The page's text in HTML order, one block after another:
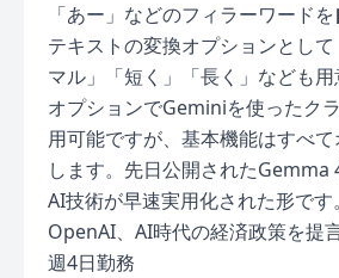
「あー」などのフィラーワードを
テキストの変換オプションとし
マル」「短く」「長く」なども用
オプションでGeminiを使ったク
用可能ですが、基本機能はすべ
します。先日公開されたGemma
AI技術が早速実用化された形です。
OpenAI、AI時代の経済政策を提
週4日勤務